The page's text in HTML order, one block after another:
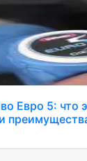
Евро 5: что